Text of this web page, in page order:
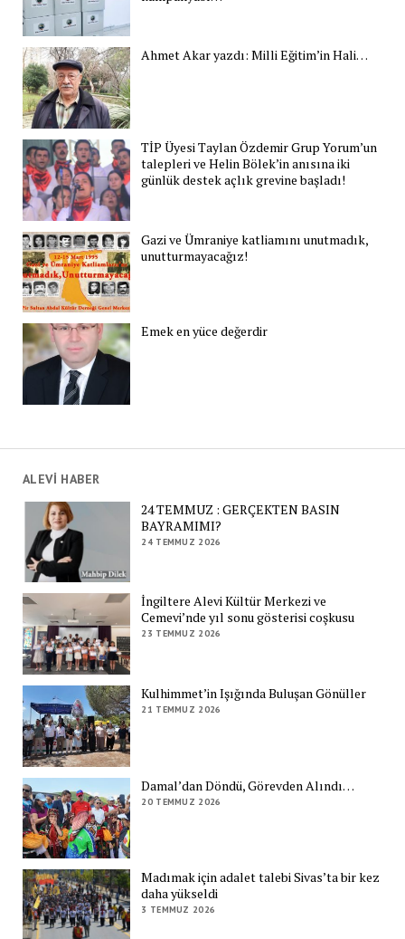
Ahmet Akar yazdı: Milli Eğitim’in Hali…
TİP Üyesi Taylan Özdemir Grup Yorum’un
talepleri ve Helin Bölek’in anısına iki
günlük destek açlık grevine başladı!
Gazi ve Ümraniye katliamını unutmadık,
unutturmayacağız!
Emek en yüce değerdir
ALEVİ HABER
24 TEMMUZ : GERÇEKTEN BASIN
BAYRAMIMI?
24 TEMMUZ 2026
İngiltere Alevi Kültür Merkezi ve
Cemevi’nde yıl sonu gösterisi coşkusu
23 TEMMUZ 2026
Kulhimmet’in Işığında Buluşan Gönüller
21 TEMMUZ 2026
Damal’dan Döndü, Görevden Alındı…
20 TEMMUZ 2026
Madımak için adalet talebi Sivas’ta bir kez
daha yükseldi
3 TEMMUZ 2026